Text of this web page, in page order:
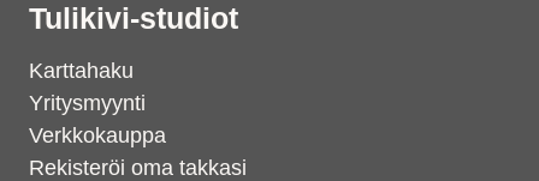
Tulikivi-studiot
Karttahaku
Yritysmyynti
Verkkokauppa
Rekisteröi oma takkasi